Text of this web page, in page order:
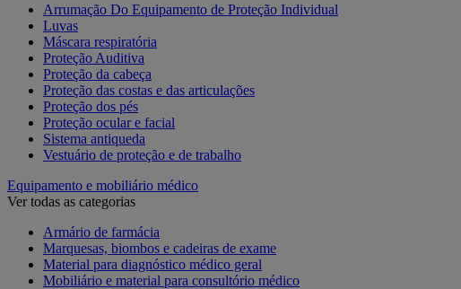
Arrumação Do Equipamento de Proteção Individual
Luvas
Máscara respiratória
Proteção Auditiva
Proteção da cabeça
Proteção das costas e das articulações
Proteção dos pés
Proteção ocular e facial
Sistema antiqueda
Vestuário de proteção e de trabalho
Equipamento e mobiliário médico
Ver todas as categorias
Armário de farmácia
Marquesas, biombos e cadeiras de exame
Material para diagnóstico médico geral
Mobiliário e material para consultório médico